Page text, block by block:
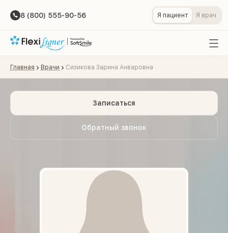
8 (800) 555-90-56 Я пациент Я врач
Главная Врачи Сизикова Зарина Анваровна
Обратный звонок
Записаться